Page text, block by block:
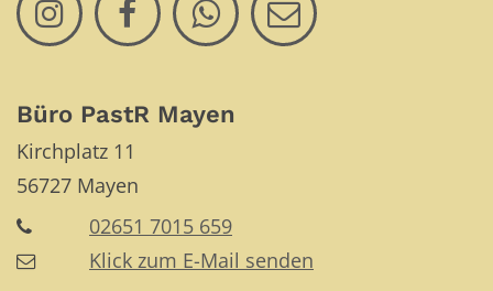
Büro PastR Mayen
Kirchplatz 11
56727 Mayen
02651 7015 659
Klick zum E-Mail senden